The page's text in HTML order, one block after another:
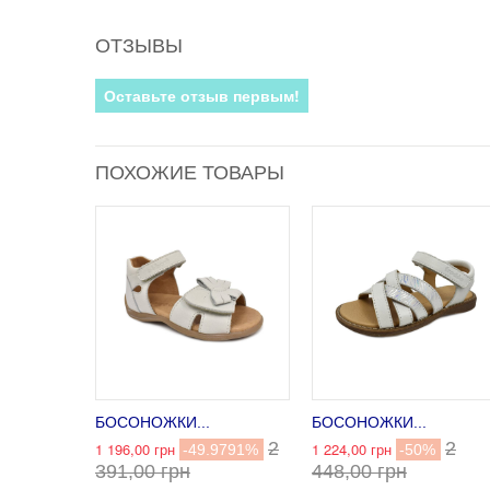
ОТЗЫВЫ
Оставьте отзыв первым!
ПОХОЖИЕ ТОВАРЫ
БОСОНОЖКИ...
1 196,00 грн -49.9791% 2
391,00 грн
БОСОНОЖКИ...
1 224,00 грн -50% 2
448,00 грн